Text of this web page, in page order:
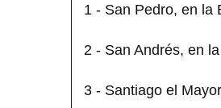
1 - San Pedro, en la
2 - San Andrés, en
3 - Santiago el